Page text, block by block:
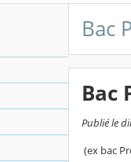
Bac
Bac
Publié le
(ex bac